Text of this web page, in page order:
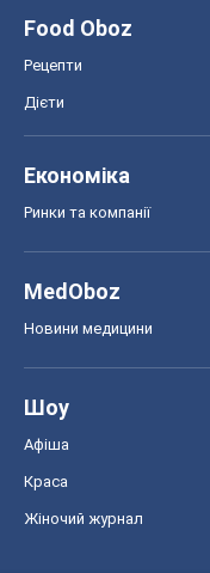
Food Oboz
Рецепти
Дієти
Економіка
Ринки та компанії
MedOboz
Новини медицини
Шоу
Афіша
Краса
Жіночий журнал